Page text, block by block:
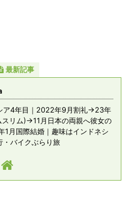
最新記事
ア4年目｜2022年9月割礼→23年
スリム)→11月日本の両親へ彼女の
月国際結婚｜趣味はインドネシ
・バイクぶらり旅